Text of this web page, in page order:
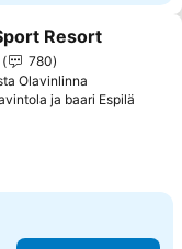
Resort
780
Olavinlinna
ja baari Espilä